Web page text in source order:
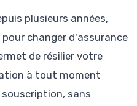
plusieurs années,
changer d'assurance
de résilier votre
à tout moment
souscription, sans